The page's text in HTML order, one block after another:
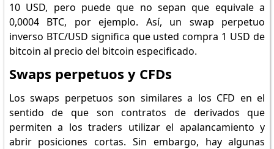
10 USD, pero puede que no sepan que equivale a
0,0004 BTC, por ejemplo. Así, un swap perpetuo
inverso BTC/USD significa que usted compra 1 USD de
bitcoin al precio del bitcoin especificado.
Swaps perpetuos y CFDs
Los swaps perpetuos son similares a los CFD en el
sentido de que son contratos de derivados que
permiten a los traders utilizar el apalancamiento y
abrir posiciones cortas. Sin embargo, hay algunas